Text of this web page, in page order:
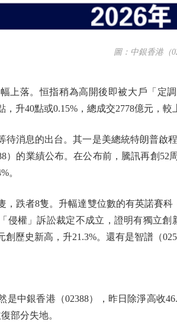
圖：中銀香港（
落。恒指稍為高開後即被大戶「定調
升40點或0.15%，總成交2778億元，較
消息的出台。其一是美總統特朗普啟
）的業績公布。在公布前，騰訊再創
。
跌者8隻。升幅達雙位數的有英諾賽科
侵權」訴訟裁定不成立，證明有獨立創
創歷史新高，升21.3%。還有是智譜（
銀香港（02388），昨日除淨高收
部分失地。